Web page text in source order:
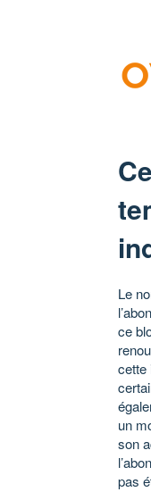
Le
ce
cette
un
son
pas